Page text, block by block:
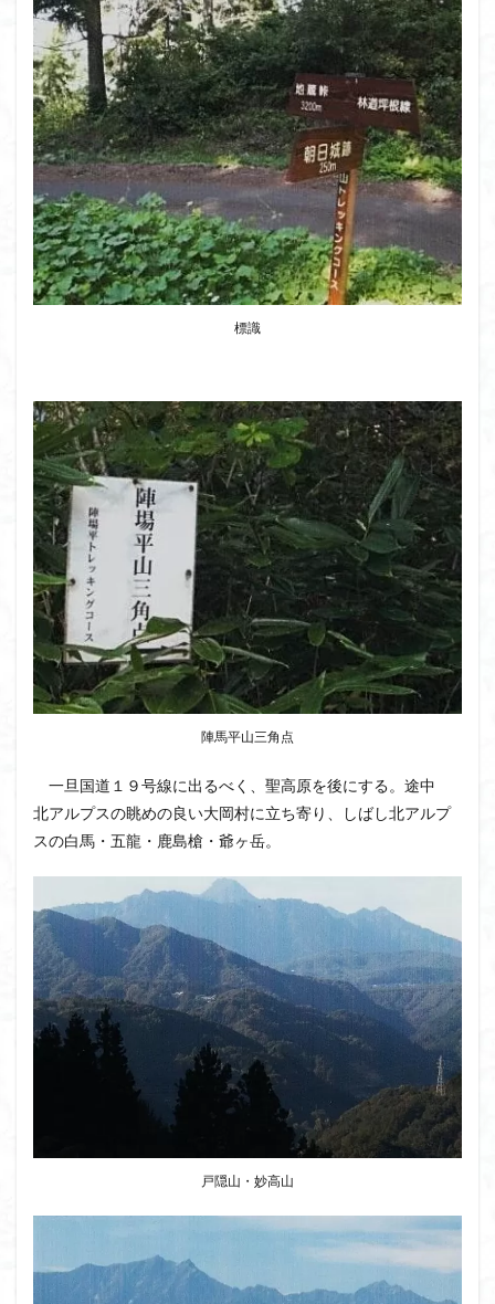
標識
陣馬平山三角点
一旦国道１９号線に出るべく、聖高原を後にする。途中
北アルプスの眺めの良い大岡村に立ち寄り、しばし北アルプ
スの白馬・五龍・鹿島槍・爺ヶ岳。
戸隠山・妙高山
クアリ峠 ギンリョウソウ
ギンラン
キランソウ
三国山 三峰神社
奥穂高岳
吉見町
堂山 埼玉県 埼玉百名山
埼玉
城山
四津山 四尾連湖 四ノ井神社
噴気
和製マチュビチュ
周助山 吾妻
名峰
台東区
大パノラマ 古峰が原 古墳
単独
南部町
南木曽岳 南佐久
南会津
南アルプス南端
南アルプス 半月山
千葉県
千畳敷カール
千体荒神 十文字小屋
夕張
天照皇大神宮
太田部
太田 天狗山
天然記念物
大峰山脈北部
天栄村
大高取山
大雪山旭岳ロープーウェイ
大野原神社
大谷嶺
大菩薩嶺
大菩薩南部 大草鞋
大楠山
大桁山
大指山 大平山
大峰沼
十国峠
北海道 三毳山山麓
中信州
人名山
京都府 五百羅漢
二等三角点
二本木峠
事前準備 久慈山地 丹沢
丸山
中津川市
中山
中央アルプスロープウェイ
三角点
三等三角点 三湖
三浦富士
三浦半島最高峰
三浦半島 三浦アルプス
三河
今別町
伊吹山地 北杜市郊外
北区 北八ヶ岳山麓
北アルプス
利根
初心者向け
初心者 冠ヶ岳
兵庫県
八風山
八海山 伊豆
八国山
八十八か所巡り
八ヶ岳
兜造りの江戸時代後期の民家
兜山 兎藪
偉人
佐野峠 佐野 佐竹寺
低山
黒ブナ
検索